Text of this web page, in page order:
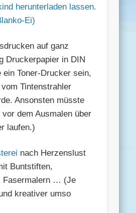
herunterladen lassen.
Ei)
auf ganz
Druckerpapier in DIN
Toner-Drucker sein,
Tintenstrahler
Ansonsten müsste
dem Ausmalen über
laufen.)
nach Herzenslust
Buntstiften,
Fasermalern … (Je
kreativer umso